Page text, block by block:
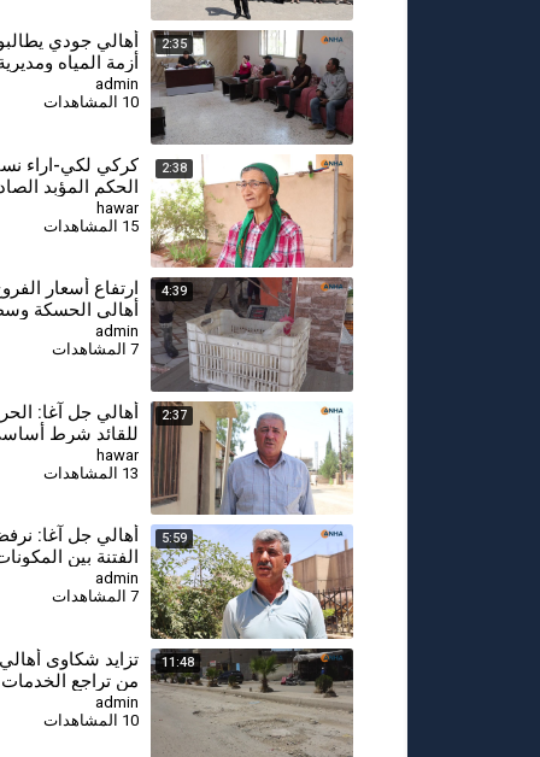
2:35
أهالي جودي
أزمة المياه
قامشلو تتعهد
إسعافية
admin
10 المشاهدات
2:38
كركي لكي-اراء
الحكم المؤبد
مقاتلة جيجك-8-1
hawar
15 المشاهدات
4:39
⁣ارتفاع أسعار
أهالي الحسكة
القدرة الشرائية
admin
7 المشاهدات
2:37
أهالي جل آغا:
للقائد شرط
السلام وحل القضية
hawar
13 المشاهدات
5:59
أهالي جل آغا:
الفتنة بين
admin
7 المشاهدات
11:48
⁣تزايد شكاوى
من تراجع الخدمات
تعزو ذلك لغياب
admin
10 المشاهدات